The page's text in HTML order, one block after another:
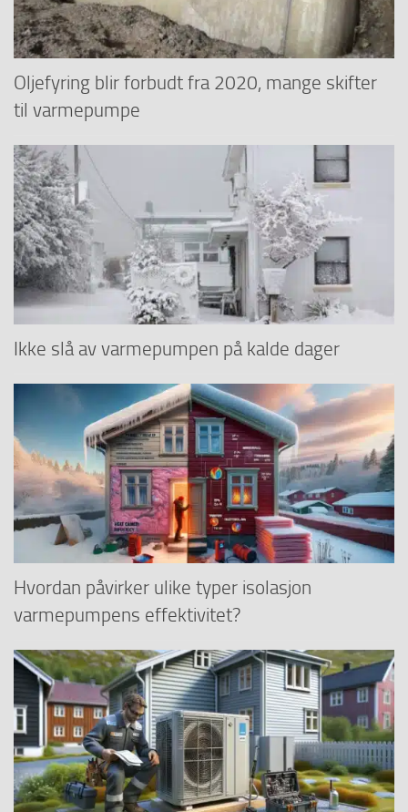
Oljefyring blir forbudt fra 2020, mange skifter
til varmepumpe
Ikke slå av varmepumpen på kalde dager
Hvordan påvirker ulike typer isolasjon
varmepumpens effektivitet?